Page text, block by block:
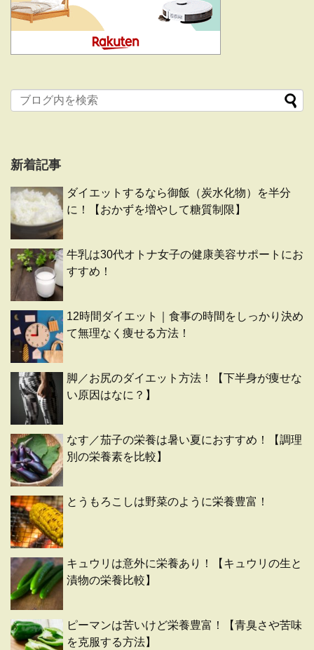
新着記事
ダイエットするなら御飯（炭水化物）を半分
に！【おかずを増やして糖質制限】
牛乳は30代オトナ女子の健康美容サポートにお
すすめ！
12時間ダイエット｜食事の時間をしっかり決め
て無理なく痩せる方法！
脚／お尻のダイエット方法！【下半身が痩せな
い原因はなに？】
なす／茄子の栄養は暑い夏におすすめ！【調理
別の栄養素を比較】
とうもろこしは野菜のように栄養豊富！
キュウリは意外に栄養あり！【キュウリの生と
漬物の栄養比較】
ピーマンは苦いけど栄養豊富！【青臭さや苦味
を克服する方法】